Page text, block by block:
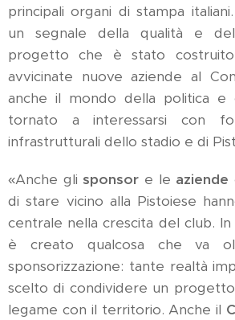
principali organi di stampa
un segnale della qualità e
progetto che è stato
avvicinate nuove aziende al
anche il mondo della politica e
tornato a interessarsi con
infrastrutturali dello stadio e di
«Anche glisponsor e le aziende
di stare vicino alla Pistoiese
centrale nella crescita del club.
è creato qualcosa che va
sponsorizzazione: tante realtà
scelto di condividere un
legame con il territorio. Anche il